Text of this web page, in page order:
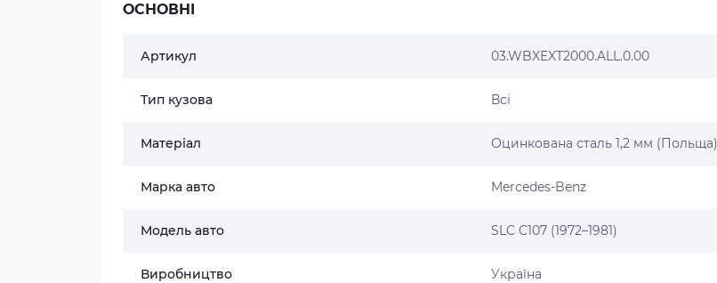
ОСНОВНІ
Артикул 03.WBXEXT2000.ALL.0.00
Тип кузова Всі
Матеріал Оцинкована сталь 1,2 мм (Польща)
Марка авто Mercedes-Benz
Модель авто SLC C107 (1972–1981)
Виробництво Україна